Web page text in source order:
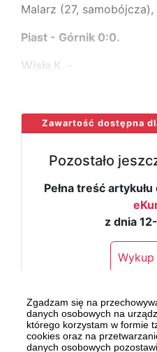
Zgadzam się na
danych osobowych na
którego korzystam w formie
cookies oraz na
danych osobowych
Malarz (27,
Piast - Górnik 0:0.
Wisła K. -
Zawartość dostępna
Pozostało
Pełna treść
z dnia